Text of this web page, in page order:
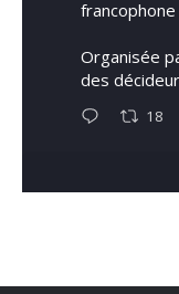
Organisée
des
18